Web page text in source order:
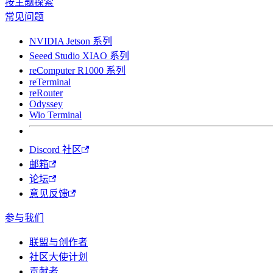
按主题探索
常见问题
NVIDIA Jetson 系列
Seeed Studio XIAO 系列
reComputer R1000 系列
reTerminal
reRouter
Odyssey
Wio Terminal
Discord 社区
邮箱
论坛
意见反馈
参与我们
联盟与创作者
社区大使计划